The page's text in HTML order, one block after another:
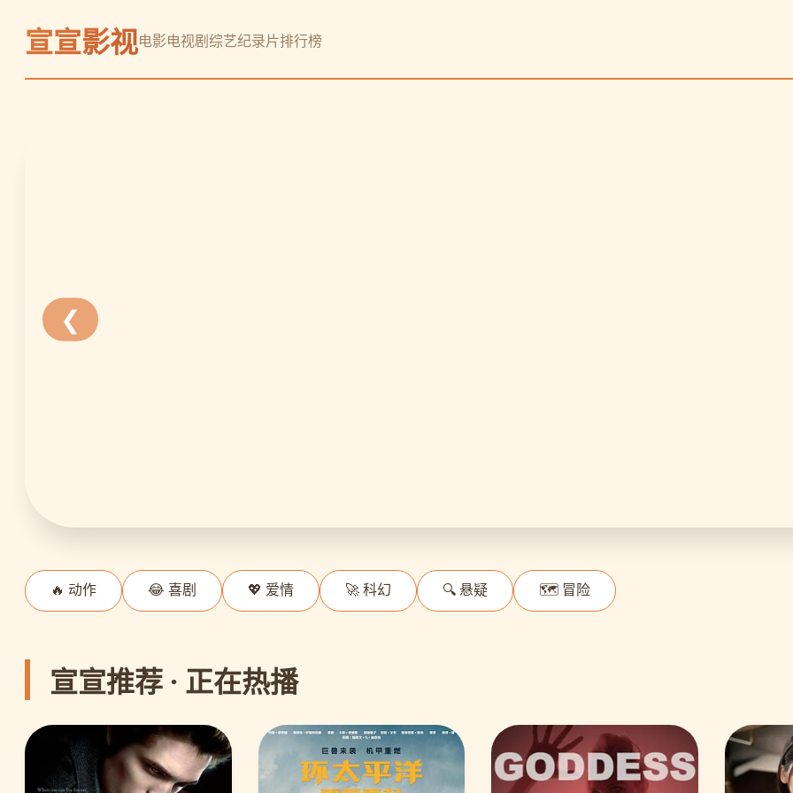
宣宣影视电影电视剧 综艺纪录片排行榜
即
观
❮
🔥 动作 😂 喜剧 💖 爱情 🚀 科幻 🔍 悬疑 🗺️ 冒险
宣宣推荐 · 正在热播